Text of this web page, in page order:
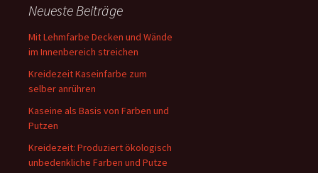
Neueste Beiträge
Mit Lehmfarbe Decken und Wände
im Innenbereich streichen
Kreidezeit Kaseinfarbe zum
selber anrühren
Kaseine als Basis von Farben und
Putzen
Kreidezeit: Produziert ökologisch
unbedenkliche Farben und Putze